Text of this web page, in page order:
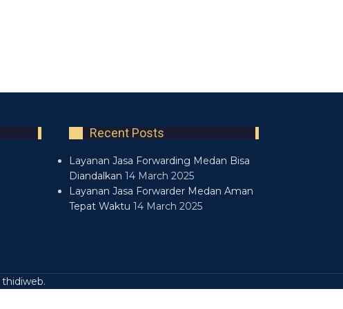
Recent Posts
Layanan Jasa Forwarding Medan Bisa
Diandalkan 14 March 2025
Layanan Jasa Forwarder Medan Aman
Tepat Waktu 14 March 2025
thidiweb.